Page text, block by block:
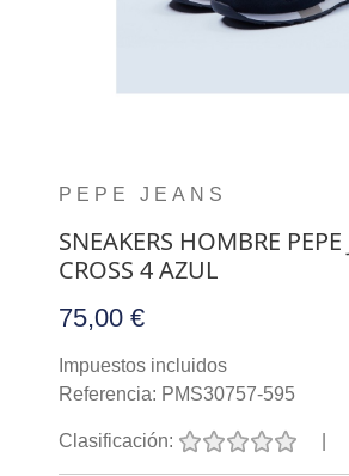
PEPE JEANS
SNEAKERS HOMBRE PEPE
CROSS 4 AZUL
75,00 €
Impuestos incluidos
Referencia: PMS30757-595
Clasificación: